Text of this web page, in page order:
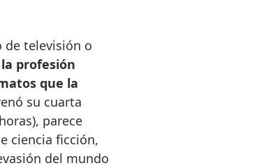
de televisión o
profesión
que la
su cuarta
parece
ciencia ficción,
del mundo